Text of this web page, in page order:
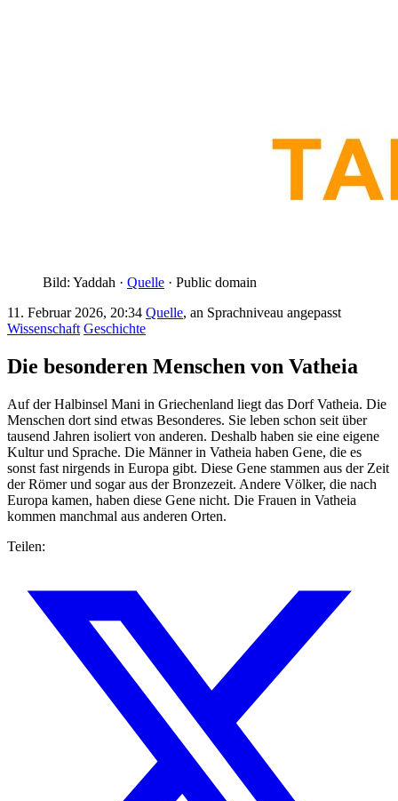
Bild: Yaddah · Quelle · Public domain
11. Februar 2026, 20:34 Quelle, an Sprachniveau angepasst
Wissenschaft Geschichte
Die besonderen Menschen von Vatheia
Auf der Halbinsel Mani in Griechenland liegt das Dorf Vatheia. Die
Menschen dort sind etwas Besonderes. Sie leben schon seit über
tausend Jahren isoliert von anderen. Deshalb haben sie eine eigene
Kultur und Sprache. Die Männer in Vatheia haben Gene, die es
sonst fast nirgends in Europa gibt. Diese Gene stammen aus der Zeit
der Römer und sogar aus der Bronzezeit. Andere Völker, die nach
Europa kamen, haben diese Gene nicht. Die Frauen in Vatheia
kommen manchmal aus anderen Orten.
Teilen: